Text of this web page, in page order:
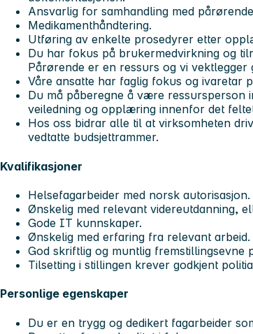
Ansvarlig for samhandling med
Medikamenthåndtering.
Utføring av enkelte prosedyrer etter
Du har fokus på brukermedvirkning og
Pårørende er en ressurs og vi vektlegger
Våre ansatte har faglig fokus og ivaretar
Du må påberegne å være ressursperson
veiledning og opplæring innenfor det
Hos oss bidrar alle til at virksomheten
vedtatte budsjettrammer.
Kvalifikasjoner
Helsefagarbeider med norsk autorisasjon.
Ønskelig med relevant videreutdanning,
Gode IT kunnskaper.
Ønskelig med erfaring fra relevant arbeid.
God skriftlig og muntlig fremstillingsevne
Tilsetting i stillingen krever godkjent
Personlige egenskaper
Du er en trygg og dedikert fagarbeider